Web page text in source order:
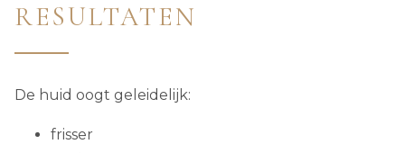
RESULTATEN
De huid oogt geleidelijk:
frisser